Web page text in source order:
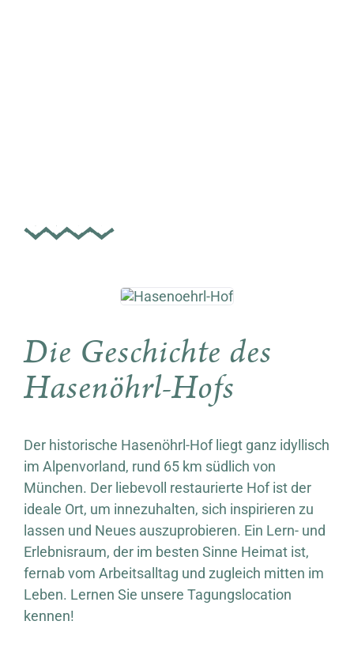
Die Geschichte des
Hasenöhrl-Hofs
Der historische Hasenöhrl-Hof liegt ganz idyllisch
im Alpenvorland, rund 65 km südlich von
München. Der liebevoll restaurierte Hof ist der
ideale Ort, um innezuhalten, sich inspirieren zu
lassen und Neues auszuprobieren. Ein Lern- und
Erlebnisraum, der im besten Sinne Heimat ist,
fernab vom Arbeitsalltag und zugleich mitten im
Leben. Lernen Sie unsere Tagungslocation
kennen!